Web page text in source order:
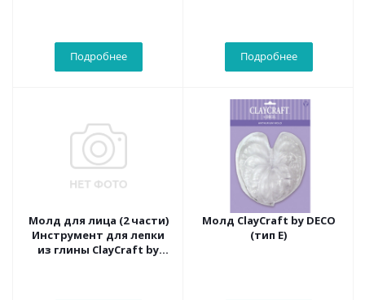
Подробнее Подробнее
Молд для лица (2 части)
Инструмент для лепки
из глины ClayCraft by
Молд ClayCraft by DECO
(тип Е)